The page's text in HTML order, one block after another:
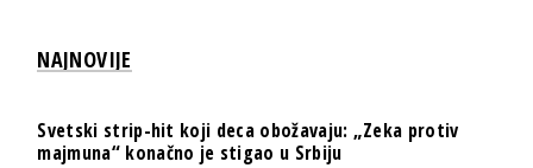
NAJNOVIJE
Svetski strip-hit koji deca obožavaju: „Zeka protiv
majmuna“ konačno je stigao u Srbiju